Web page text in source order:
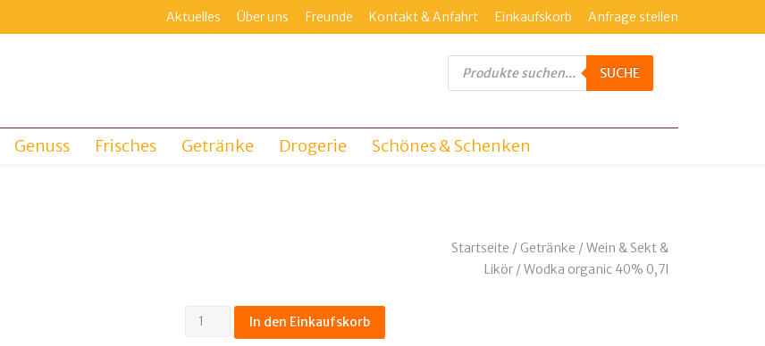
Aktuelles Über uns Freunde Kontakt & Anfahrt Einkaufskorb Anfrage stellen
Products
search SUCHE
Genuss Frisches Getränke Drogerie Schönes & Schenken
Startseite / Getränke /Wein & Sekt &
Likör/ Wodka organic 40% 0,7l
Wodka
organic
In den Einkaufskorb